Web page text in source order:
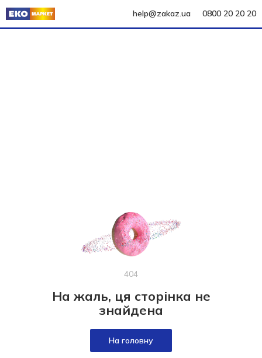
help@zakaz.ua 0800 20 20 20
404
На жаль, ця сторінка не
знайдена
На головну